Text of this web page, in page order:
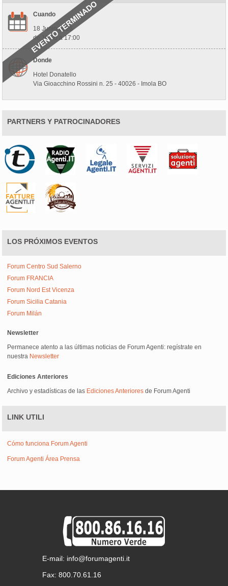
Cuando
18 Junio 2026
de 10:00 a 17:00
Donde
Hotel Donatello
Via Gioacchino Rossini n. 25 - 40026 - Imola BO
PARTNERS Y PATROCINADORES
LOS PRÓXIMOS EVENTOS
Forum Centro Sud Salerno
Forum FRANCIA
Forum Nord Est Vicenza
Forum Sicilia Catania
Forum Milán
Newsletter
Permanece atento a las últimas noticias de Forum Agenti: regístrate en
nuestra Newsletter
Ediciones Anteriores
Archivo y estadísticas de las Ediciones Anteriores de Forum Agenti
LINK UTILI
Cómo funciona Forum Agenti
Forum Agenti Área Prensa
E-mail: info@forumagenti.it
Fax: 800.70.61.16